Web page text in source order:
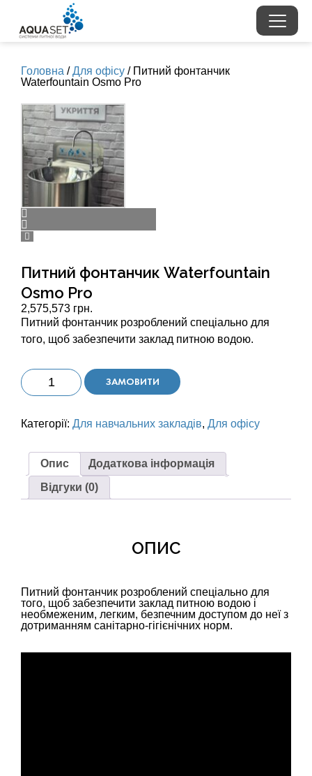
Головна /Для офісу / Питний фонтанчик
Waterfountain Osmo Pro
Питний фонтанчик Waterfountain
Osmo Pro
2,575,573 грн.
Питний фонтанчик розроблений спеціально для
того, щоб забезпечити заклад питною водою.
Питний
фонтанчик
Waterfountain
Pro
кількість
ЗАМОВИТИ
Категорії: Для навчальних закладів, Для офісу
Опис
Додаткова інформація
Відгуки (0)
ОПИС
Питний фонтанчик розроблений спеціально для
того, щоб забезпечити заклад питною водою і
необмеженим, легким, безпечним доступом до неї з
дотриманням санітарно-гігієнічних норм.